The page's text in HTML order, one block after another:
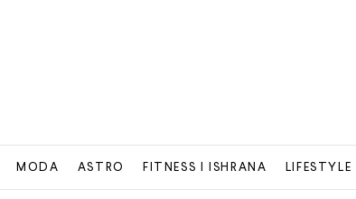
MODA ASTRO FITNESS I ISHRANA LIFESTYLE